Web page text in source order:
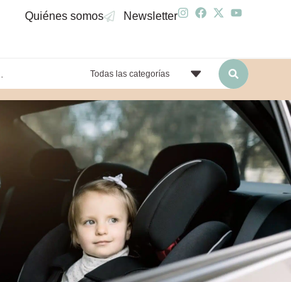
Quiénes somos Newsletter
Todas las categorías